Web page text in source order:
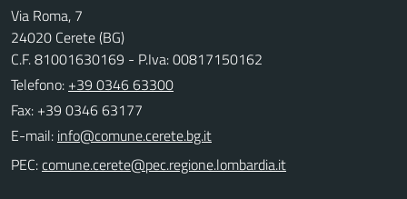
Via Roma, 7
24020 Cerete (BG)
C.F. 81001630169 - P.Iva: 00817150162
Telefono: +39 0346 63300
Fax: +39 0346 63177
E-mail:
PEC: